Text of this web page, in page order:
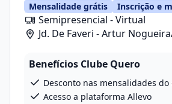
Mensalidade grátis Inscrição e
Semipresencial - Virtual
Jd. De Faveri - Artur
Benefícios Clube Quero
Desconto nas mensalidades do
Acesso a plataforma Allevo